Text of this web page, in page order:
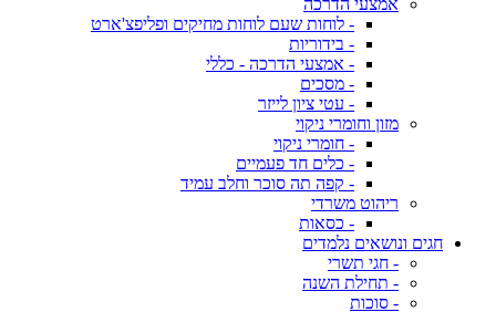
אמצעי הדרכה
- לוחות שעם לוחות מחיקים ופליפצ'ארט
- בידוריות
- אמצעי הדרכה - כללי
- מסכים
- עטי ציון לייזר
מזון וחומרי ניקוי
- חומרי ניקוי
- כלים חד פעמיים
- קפה תה סוכר וחלב עמיד
ריהוט משרדי
- כסאות
חגים ונושאים נלמדים
- חגי תשרי
- תחילת השנה
- סוכות